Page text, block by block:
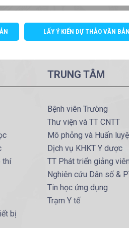
LẤY Ý KIẾN DỰ THẢO VĂN
thí
bị
TRUNG TÂM
Bệnh viên Trường
Thư viện và TT CNTT
Mô phỏng và Huấn
Dịch vụ KHKT Y dược
TT Phát triển giảng
Nghiên cứu Dân số &
Tin học ứng dụng
Trạm Y tế